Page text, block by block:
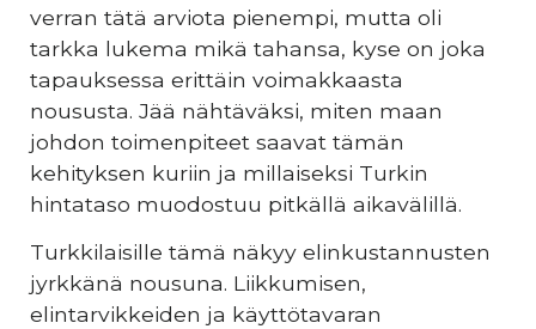
verran tätä arviota pienempi, mutta oli
tarkka lukema mikä tahansa, kyse on joka
tapauksessa erittäin voimakkaasta
noususta. Jää nähtäväksi, miten maan
johdon toimenpiteet saavat tämän
kehityksen kuriin ja millaiseksi Turkin
hintataso muodostuu pitkällä aikavälillä.
Turkkilaisille tämä näkyy elinkustannusten
jyrkkänä nousuna. Liikkumisen,
elintarvikkeiden ja käyttötavaran